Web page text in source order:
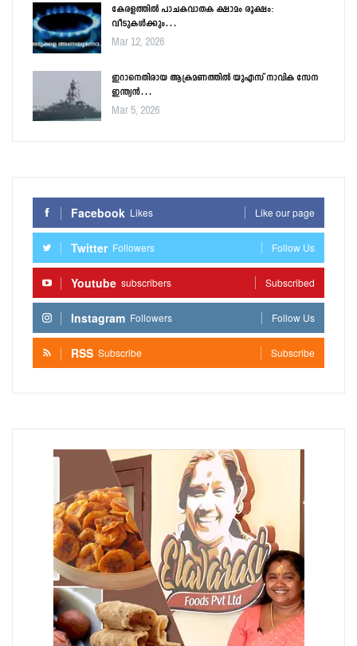
കേരളത്തിൽ പാചകവാതക ക്ഷാമം രൂക്ഷം:
വീടുകൾക്കും…
Mar 12, 2026
ഇറാനെതിരായ ആക്രമണത്തിൽ യുഎസ് നാവിക സേന
ഇന്ത്യൻ…
Mar 5, 2026
Facebook Likes Like our page
Twitter Followers Follow Us
Youtube subscribers Subscribed
Instagram Followers Follow Us
RSS Subscribe Subscribe